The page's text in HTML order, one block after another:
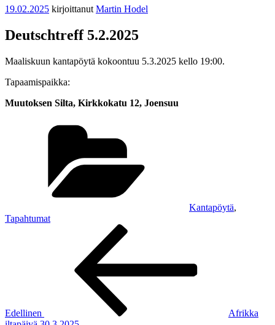
Julkaistu
19.02.2025 kirjoittanut Martin Hodel
Deutschtreff 5.2.2025
Maaliskuun kantapöytä kokoontuu 5.3.2025 kello 19:00.
Tapaamispaikka:
Muutoksen Silta, Kirkkokatu 12, Joensuu
Kantapöytä,
Tapahtumat
Edellinen
Afrikka